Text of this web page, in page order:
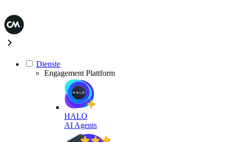
Dienste
Engagement Plattform
HALO
AI Agents